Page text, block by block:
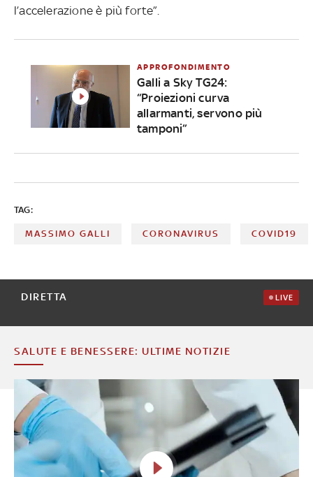
l’accelerazione è più forte”.
APPROFONDIMENTO
Galli a Sky TG24:
“Proiezioni curva
allarmanti, servono più
tamponi”
TAG:
MASSIMO GALLI CORONAVIRUS COVID19
DIRETTA LIVE
SALUTE E BENESSERE: ULTIME NOTIZIE